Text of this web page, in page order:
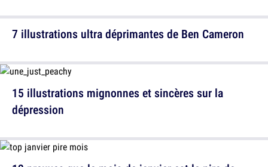
15 illustrations mignonnes et sincères sur la
dépression
7 illustrations ultra déprimantes de Ben Cameron